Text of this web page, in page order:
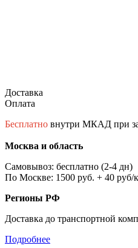
Доставка
Оплата
Бесплатно внутри МКАД при
Москва и область
Самовывоз: бесплатно (2-4 дн)
По Москве: 1500 руб. + 40
Регионы РФ
Доставка до транспортной
Подробнее